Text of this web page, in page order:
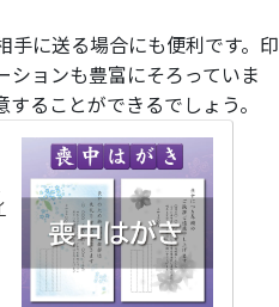
手に送る場合にも便利です。印
ョンも豊富にそろっていま
ることができるでしょう。